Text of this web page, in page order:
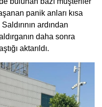
panik anları kısa
ardından
daha sonra
aktarıldı.